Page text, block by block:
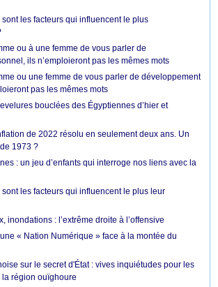
sont les facteurs qui influencent le plus
ou à une femme de vous parler de
ils n’emploieront pas les mêmes mots
ou une femme de vous parler de développement
pas les mêmes mots
bouclées des Égyptiennes d’hier et
de 2022 résolu en seulement deux ans. Un
1973 ?
: un jeu d’enfants qui interroge nos liens avec la
sont les facteurs qui influencent le plus leur
inondations : l’extrême droite à l’offensive
« Nation Numérique » face à la montée du
sur le secret d'État : vives inquiétudes pour les
région ouïghoure